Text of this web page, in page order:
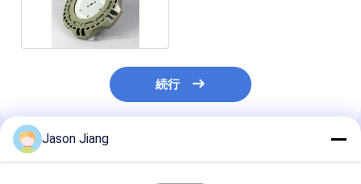
続行
推薦されたプロダクト
Jason Jiang